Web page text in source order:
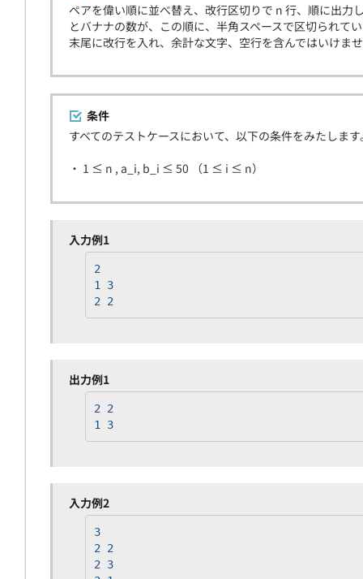
ペアを偉い順に並べ替え、改行区切りで n 行、順に出
とバナナの数が、この順に、半角スペースで区切られて
末尾に改行を入れ、余計な文字、空行を含んではいけま
条件
すべてのテストケースにおいて、以下の条件をみたします
・ 1 ≤ n , a_i, b_i ≤ 50 （1 ≤ i ≤ n）
入力例1
2
1 3
2 2
出力例1
2 2
1 3
入力例2
3
2 2
2 3